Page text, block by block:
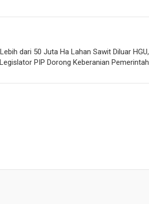
Lebih dari 50 Juta Ha Lahan Sawit Diluar HGU,
Legislator PIP Dorong Keberanian Pemerintah